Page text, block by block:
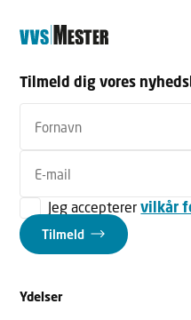
Tilmeld dig vores
Jeg accepterervilkår
Tilmeld
Ydelser